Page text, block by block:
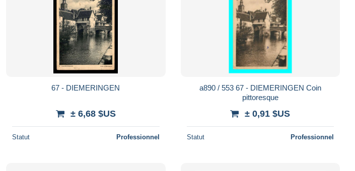
67 - DIEMERINGEN
± 6,68 $US
Statut Professionnel
a890 / 553 67 - DIEMERINGEN Coin
pittoresque
± 0,91 $US
Statut Professionnel